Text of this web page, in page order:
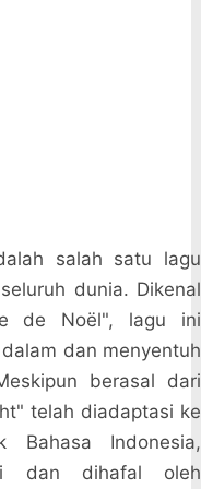
salah satu lagu
dunia. Dikenal
de Noël", lagu ini
dan menyentuh
berasal dari
telah diadaptasi ke
Bahasa Indonesia,
dan dihafal oleh